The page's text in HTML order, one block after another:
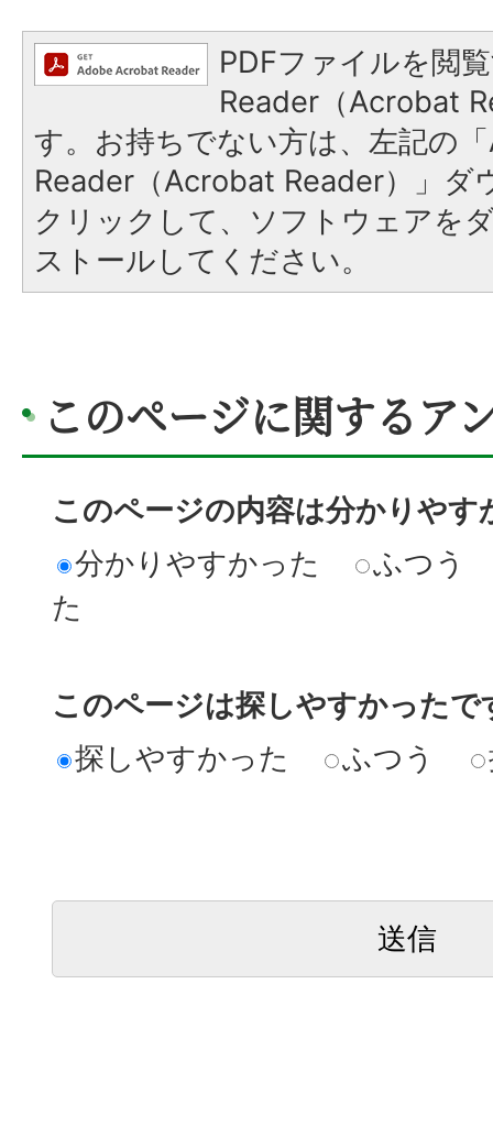
PDFファイルを閲
Reader（Acrobat
す。お持ちでない方は、左記の
Reader（Acrobat Reader）」ダ
クリックして、ソフトウェアを
ストールしてください。
このページに関するア
このページの内容は分かりやす
分かりやすかった
ふつう
た
このページは探しやすかったで
探しやすかった
ふつう